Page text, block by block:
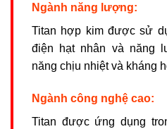
Ngành năng lượng:
Titan hợp kim được sử
điện hạt nhân và năng
năng chịu nhiệt và kháng
Ngành công nghệ cao:
Titan được ứng dụng